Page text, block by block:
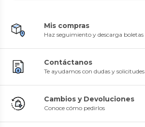
Mis compras
Haz seguimiento y descarga boletas
Contáctanos
Te ayudamos con dudas y solicitudes
Cambios y Devoluciones
Conoce cómo pedirlos